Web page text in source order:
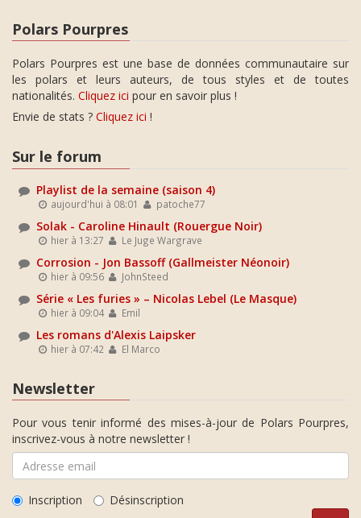
Polars Pourpres
Polars Pourpres est une base de données communautaire sur
les polars et leurs auteurs, de tous styles et de toutes
nationalités. Cliquez ici pour en savoir plus !
Envie de stats ? Cliquez ici !
Sur le forum
Playlist de la semaine (saison 4)
aujourd'hui à 08:01 patoche77
Solak - Caroline Hinault (Rouergue Noir)
hier à 13:27 Le Juge Wargrave
Corrosion - Jon Bassoff (Gallmeister Néonoir)
hier à 09:56 JohnSteed
Série « Les furies » – Nicolas Lebel (Le Masque)
hier à 09:04 Emil
Les romans d'Alexis Laipsker
hier à 07:42 El Marco
Newsletter
Pour vous tenir informé des mises-à-jour de Polars Pourpres,
inscrivez-vous à notre newsletter !
Inscription Désinscription